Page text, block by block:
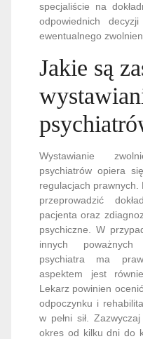
specjaliście na
odpowiednich
ewentualnego
Jakie są
Wystawianie
psychiatrów opiera
regulacjach
przeprowadzić
pacjenta oraz
psychiczne. W
innych poważnych
psychiatra ma
aspektem jest
Lekarz powinien
odpoczynku i
w pełni sił.
okres od kilku dni do